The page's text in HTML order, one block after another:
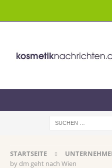
STARTSEITE
by dm geht nach Wien